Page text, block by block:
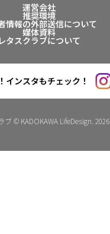
運営会社
推奨環境
情報の外部送信について
媒体資料
レタスクラブについて
インスタもチェック！
ブ © KADOKAWA LifeDesign. 2026